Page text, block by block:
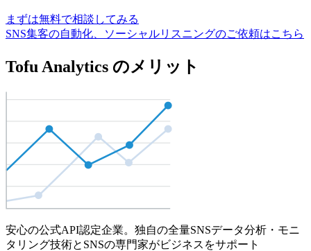
まずは無料で相談してみる
SNS集客の自動化、ソーシャルリスニングのご依頼はこちら
Tofu Analytics のメリット
安心の公式API認定企業。独自の全量SNSデータ分析・モニ
タリング技術とSNSの専門家がビジネスをサポート